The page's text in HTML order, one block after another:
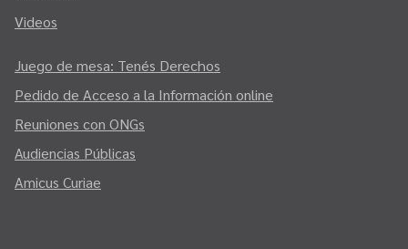
Videos
Juego de mesa: Tenés Derechos
Pedido de Acceso a la Información online
Reuniones con ONGs
Audiencias Públicas
Amicus Curiae